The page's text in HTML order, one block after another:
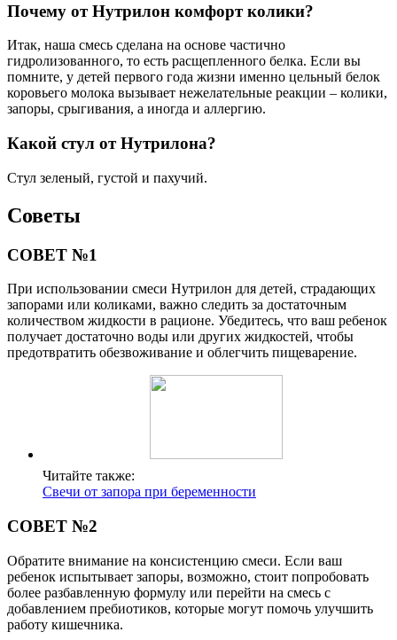
Почему от Нутрилон комфорт колики?
Итак, наша смесь сделана на основе частично
гидролизованного, то есть расщепленного белка. Если вы
помните, у детей первого года жизни именно цельный белок
коровьего молока вызывает нежелательные реакции – колики,
запоры, срыгивания, а иногда и аллергию.
Какой стул от Нутрилона?
Стул зеленый, густой и пахучий.
Советы
СОВЕТ №1
При использовании смеси Нутрилон для детей, страдающих
запорами или коликами, важно следить за достаточным
количеством жидкости в рационе. Убедитесь, что ваш ребенок
получает достаточно воды или других жидкостей, чтобы
предотвратить обезвоживание и облегчить пищеварение.
Читайте также:
Свечи от запора при беременности
СОВЕТ №2
Обратите внимание на консистенцию смеси. Если ваш
ребенок испытывает запоры, возможно, стоит попробовать
более разбавленную формулу или перейти на смесь с
добавлением пребиотиков, которые могут помочь улучшить
работу кишечника.